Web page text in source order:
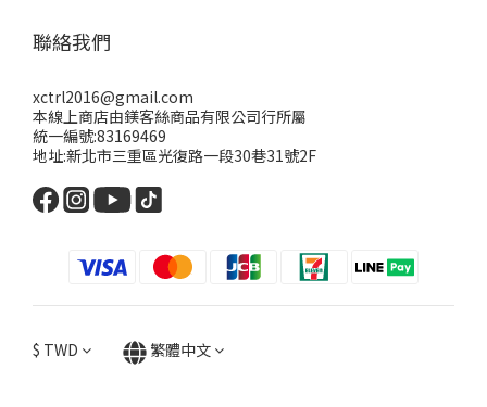
聯絡我們
xctrl2016@gmail.com
本線上商店由鎂客絲商品有限公司行所屬
統一編號:83169469
地址:新北市三重區光復路一段30巷31號2F
$ TWD 繁體中文